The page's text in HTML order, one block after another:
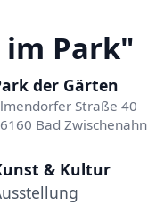
Park"
der Gärten
Straße 40
Bad Zwischenahn
& Kultur